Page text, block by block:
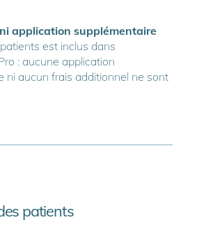
application supplémentaire
est inclus dans
: aucune application
ni aucun frais additionnel ne sont
patients